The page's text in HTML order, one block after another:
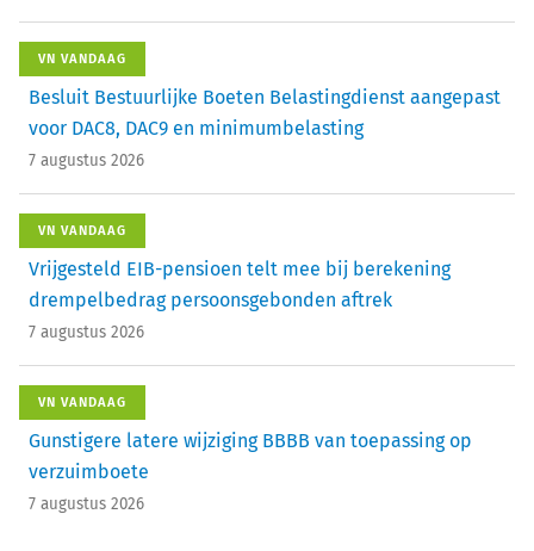
VN VANDAAG
Besluit Bestuurlijke Boeten Belastingdienst aangepast
voor DAC8, DAC9 en minimumbelasting
7 augustus 2026
VN VANDAAG
Vrijgesteld EIB-pensioen telt mee bij berekening
drempelbedrag persoonsgebonden aftrek
7 augustus 2026
VN VANDAAG
Gunstigere latere wijziging BBBB van toepassing op
verzuimboete
7 augustus 2026